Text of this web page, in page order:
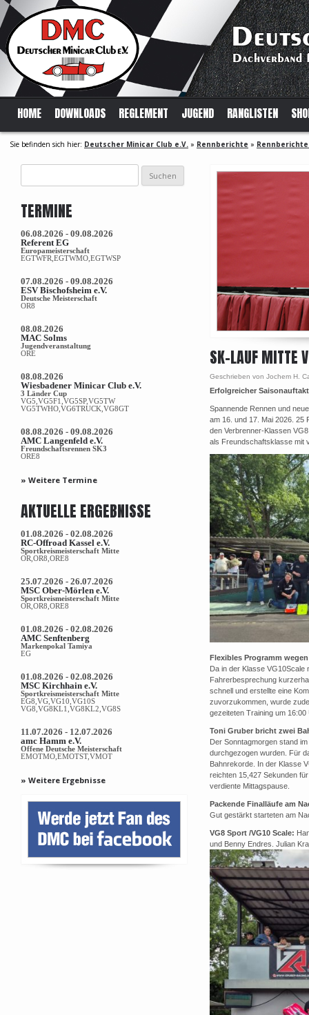
HOME DOWNLOADS REGLEMENT JUGEND RANGLISTEN
Sie befinden sich hier: Deutscher Minicar Club e.V. » Rennberichte »
SK-LAUF MITTE
Geschrieben von Jochem H.
Erfolgreicher
Spannende Rennen und
am 16. und 17. Mai 2026. 25
den Verbrenner-Klassen
als Freundschaftsklasse mit
Flexibles Programm
Da in der Klasse
Fahrerbesprechung
schnell und erstellte eine
zuvorzukommen, wurde
gezeiteten Training um
Toni Gruber bricht zwei
Der Sonntagmorgen stand
durchgezogen wurden. Für
Bahnrekorde. In der Klasse
reichten 15,427 Sekunden
verdiente Mittagspause.
Packende Finalläufe am
Gut gestärkt starteten am
VG8 Sport /VG10 Scale:
und Benny Endres. Julian
nach:
TERMINE
06.08.2026 - 09.08.2026
Referent EG
Europameisterschaft
EGTWFR,EGTWMO,EGTWSP
07.08.2026 - 09.08.2026
ESV Bischofsheim e.V.
Deutsche Meisterschaft
OR8
08.08.2026
MAC Solms
Jugendveranstaltung
ORE
08.08.2026
Wiesbadener Minicar Club e.V.
3 Länder Cup
VG5,VG5F1,VG5SP,VG5TW
VG5TWHO,VG6TRUCK,VG8GT
08.08.2026 - 09.08.2026
AMC Langenfeld e.V.
Freundschaftsrennen SK3
ORE8
» Weitere Termine
AKTUELLE ERGEBNISSE
01.08.2026 - 02.08.2026
RC-Offroad Kassel e.V.
Sportkreismeisterschaft Mitte
OR,OR8,ORE8
25.07.2026 - 26.07.2026
MSC Ober-Mörlen e.V.
Sportkreismeisterschaft Mitte
OR,OR8,ORE8
01.08.2026 - 02.08.2026
AMC Senftenberg
Markenpokal Tamiya
EG
01.08.2026 - 02.08.2026
MSC Kirchhain e.V.
Sportkreismeisterschaft Mitte
EG8,VG,VG10,VG10S
VG8,VG8KL1,VG8KL2,VG8S
11.07.2026 - 12.07.2026
amc Hamm e.V.
Offene Deutsche Meisterschaft
EMOTMO,EMOTST,VMOT
» Weitere Ergebnisse